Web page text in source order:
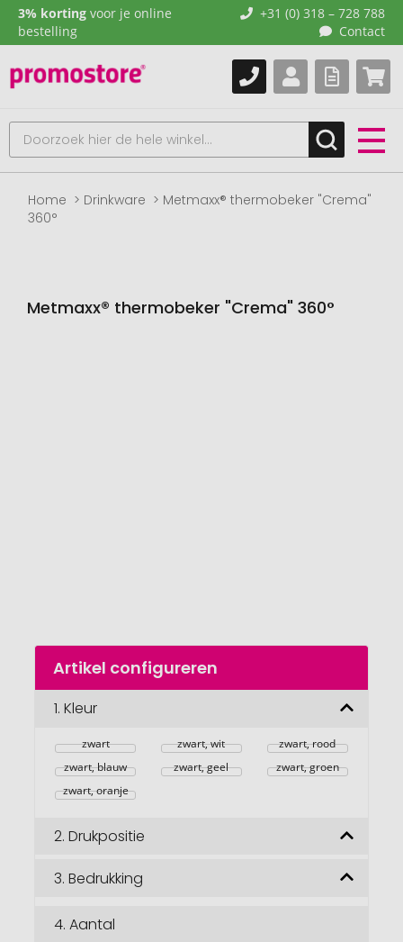
3% korting voor je online
bestelling
+31 (0) 318 – 728 788
Contact
Home Drinkware
Metmaxx® thermobeker "Crema"
360°
Metmaxx® thermobeker "Crema" 360°
Naar
begin
afbeeldingengalerij
Artikel configureren
1. Kleur
zwart zwart, wit
zwart, rood
zwart, blauw
zwart, geel
zwart, groen
zwart, oranje
2. Drukpositie
3. Bedrukking
4. Aantal